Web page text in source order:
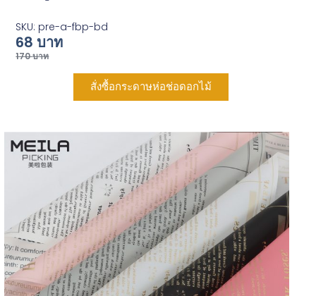
SKU: pre-a-fbp-bd
170บาท
68บาท
สั่งซื้อกระดาษห่อช่อดอกไม้